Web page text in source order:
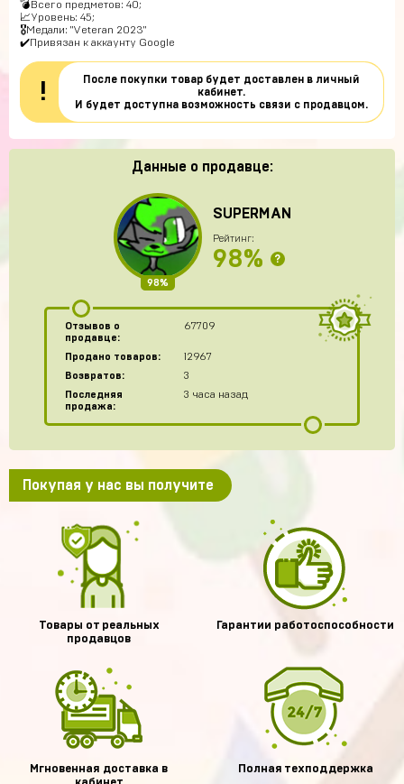
💣Всего предметов: 40;
📈Уровень: 45;
🎖Медали: "Veteran 2023"
✔️Привязан к аккаунту Google
!
После покупки товар будет доставлен в личный
кабинет.
И будет доступна возможность связи с продавцом.
Данные о продавце:
98%
SUPERMAN
Рейтинг:
98% ?
Отзывов о
продавце:
67709
Продано товаров:
12967
Возвратов:
3
Последняя
продажа:
3 часа назад
Покупая у нас вы получите
Товары от реальных
продавцов
Гарантии работоспособности
Мгновенная доставка в
Полная техподдержка